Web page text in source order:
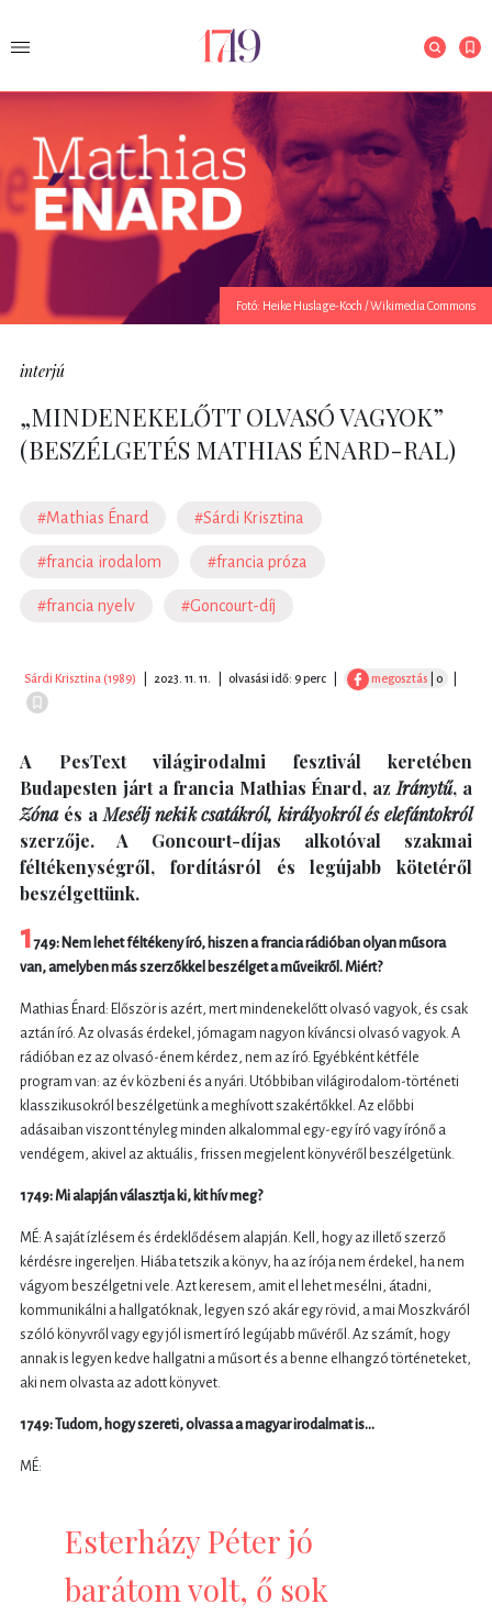
Fotó: Heike Huslage-Koch / Wikimedia Commons
interjú
„MINDENEKELŐTT OLVASÓ VAGYOK”
(BESZÉLGETÉS MATHIAS ÉNARD-RAL)
#Mathias Énard #Sárdi Krisztina
#francia irodalom #francia próza
#francia nyelv #Goncourt-díj
Sárdi Krisztina (1989) 2023. 11. 11. olvasási idő: 9 perc megosztás | 0
A PesText világirodalmi fesztivál keretében
Budapesten járt a francia Mathias Énard, azIránytű, a
Zónaés a Mesélj nekik csatákról, királyokról és elefántokról
szerzője. A Goncourt-díjas alkotóval szakmai
féltékenységről, fordításról és legújabb kötetéről
beszélgettünk.
1749: Nem lehet féltékeny író, hiszen a francia rádióban olyan műsora
van, amelyben más szerzőkkel beszélget a műveikről. Miért?
Mathias Énard: Először is azért, mert mindenekelőtt olvasó vagyok, és csak
aztán író. Az olvasás érdekel, jómagam nagyon kíváncsi olvasó vagyok. A
rádióban ez az olvasó-énem kérdez, nem az író. Egyébként kétféle
program van: az év közbeni és a nyári. Utóbbiban világirodalom-történeti
klasszikusokról beszélgetünk a meghívott szakértőkkel. Az előbbi
adásaiban viszont tényleg minden alkalommal egy-egy író vagy írónő a
vendégem, akivel az aktuális, frissen megjelent könyvéről beszélgetünk.
1749: Mi alapján választja ki, kit hív meg?
MÉ: A saját ízlésem és érdeklődésem alapján. Kell, hogy az illető szerző
kérdésre ingereljen. Hiába tetszik a könyv, ha az írója nem érdekel, ha nem
vágyom beszélgetni vele. Azt keresem, amit el lehet mesélni, átadni,
kommunikálni a hallgatóknak, legyen szó akár egy rövid, a mai Moszkváról
szóló könyvről vagy egy jól ismert író legújabb művéről. Az számít, hogy
annak is legyen kedve hallgatni a műsort és a benne elhangzó történeteket,
aki nem olvasta az adott könyvet.
1749: Tudom, hogy szereti, olvassa a magyar irodalmat is…
MÉ:
Esterházy Péter jó
barátom volt, ő sok